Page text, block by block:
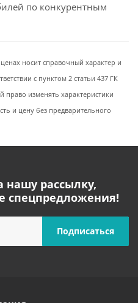
по конкурентным
носит справочный характер и
с пунктом 2 статьи 437 ГК
право изменять характеристики
и цену без предварительного
нашу рассылку,
спецпредложения!